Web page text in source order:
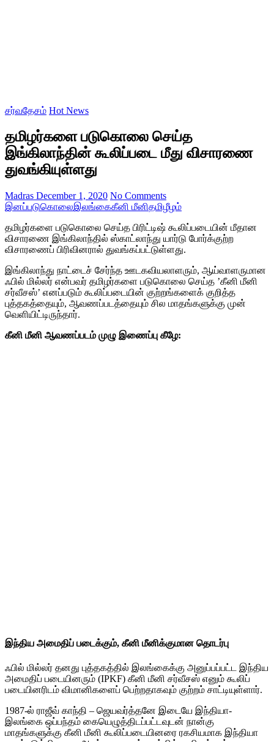
சர்வதேசம் Hot News
தமிழர்களை படுகொலை செய்த
இங்கிலாந்தின் கூலிப்படை மீது விசாரணை
துவங்கியுள்ளது
Madras December 1, 2020 No Comments
இனப்படுகொலைஇலங்கைகீனி மீனிதமிழீழம்
தமிழர்களை படுகொலை செய்த பிரிட்டிஷ் கூலிப்படையின் மீதான
விசாரணை இங்கிலாந்தில் ஸ்காட்லாந்து யார்டு போர்க்குற்ற
விசாரணைப் பிரிவினரால் துவங்கப்பட்டுள்ளது.
இங்கிலாந்து நாட்டைச் சேர்ந்த ஊடகவியலாளரும், ஆய்வாளருமான
ஃபில் மில்லர் என்பவர் தமிழர்களை படுகொலை செய்த ’கீனி மீனி
சர்வீசஸ்’ எனப்படும் கூலிப்படையின் குற்றங்களைக் குறித்த
புத்தகத்தையும், ஆவணப்படத்தையும் சில மாதங்களுக்கு முன்
வெளியிட்டிருந்தார்.
கீனி மீனி ஆவணப்படம் முழு இணைப்பு கீழே:
இந்திய அமைதிப் படைக்கும், கீனி மீனிக்குமான தொடர்பு
ஃபில் மில்லர் தனது புத்தகத்தில் இலங்கைக்கு அனுப்பப்பட்ட இந்திய
அமைதிப் படையினரும் (IPKF) கீனி மீனி சர்வீசஸ் எனும் கூலிப்
படையினரிடம் விமானிகளைப் பெற்றதாகவும் குற்றம் சாட்டியுள்ளார்.
1987-ல் ராஜீவ் காந்தி – ஜெயவர்த்தனே இடையே இந்தியா-
இலங்கை ஒப்பந்தம் கையெழுத்திடப்பட்டவுடன் நான்கு
மாதங்களுக்கு கீனி மீனி கூலிப்படையினரை ரகசியமாக இந்தியா